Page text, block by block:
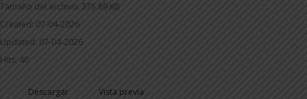
Tamaño del archivo: 375.89 KB
Created: 07-04-2026
Updated: 07-04-2026
Hits: 40
Descargar Vista previa